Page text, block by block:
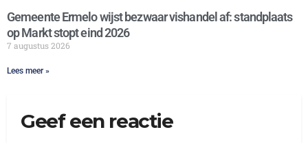
Gemeente Ermelo wijst bezwaar vishandel af: standplaats
op Markt stopt eind 2026
7 augustus 2026
Lees meer »
Geef een reactie